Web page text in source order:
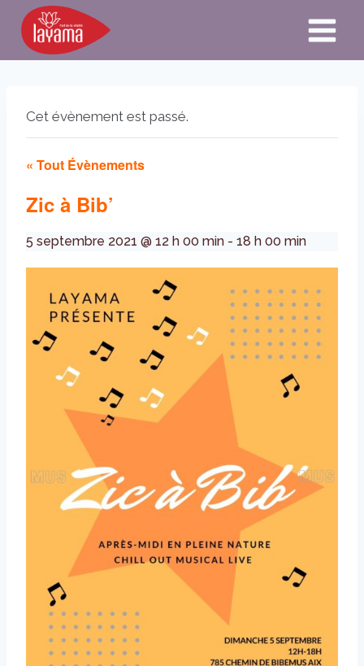
Aller
contenu
Cet évènement est passé.
« Tout Évènements
Zic à Bib’
5 septembre 2021 @ 12 h 00 min - 18 h 00 min